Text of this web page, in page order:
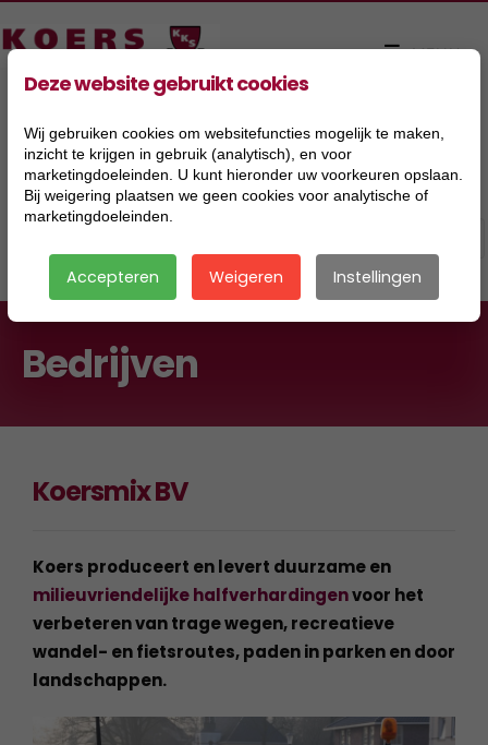
Bedrijven
Koersmix BV
Koers produceert en levert duurzame en
milieuvriendelijke halfverhardingenvoor het
verbeteren van trage wegen, recreatieve
wandel- en fietsroutes, paden in parken en door
landschappen.
Deze website gebruikt cookies
Wij gebruiken cookies om websitefuncties mogelijk te maken,
inzicht te krijgen in gebruik (analytisch), en voor
marketingdoeleinden. U kunt hieronder uw voorkeuren opslaan.
Bij weigering plaatsen we geen cookies voor analytische of
marketingdoeleinden.
Accepteren Weigeren Instellingen